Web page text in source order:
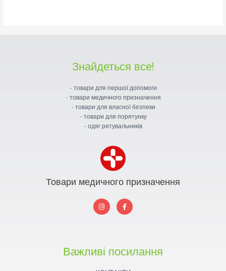
Знайдеться все!
- товари для першої допомоги
- товари медичного призначення
- товари для власної безпеки
- товари для порятунку
- одяг рятувальників
Товари медичного призначення
I
n
s
a
m
F
a
c
Важливі посилання